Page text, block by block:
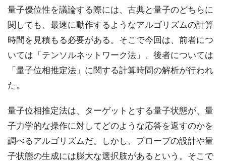
量子優位性を議論する際には、古典と量子のどちらに
関しても、最速に動作するようなアルゴリズムの計算
時間を見積もる必要がある。そこで今回は、前者につ
いては「テンソルネットワーク法」、後者については
「量子位相推定法」に関する計算時間の解析が行われ
た。
量子位相推定法は、ターゲットとする量子状態が、量
子力学的な操作に対してどのような応答を返すのかを
調べるアルゴリズムだ。しかし、プローブの設計や量
子状態の生成には膨大な選択肢があるという。そこで